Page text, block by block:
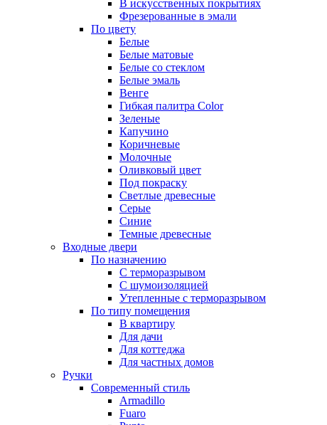
В искусственных покрытиях
Фрезерованные в эмали
По цвету
Белые
Белые матовые
Белые со стеклом
Белые эмаль
Венге
Гибкая палитра Color
Зеленые
Капучино
Коричневые
Молочные
Оливковый цвет
Под покраску
Светлые древесные
Серые
Синие
Темные древесные
Входные двери
По назначению
С терморазрывом
С шумоизоляцией
Утепленные с терморазрывом
По типу помещения
В квартиру
Для дачи
Для коттеджа
Для частных домов
Ручки
Современный стиль
Armadillo
Fuaro